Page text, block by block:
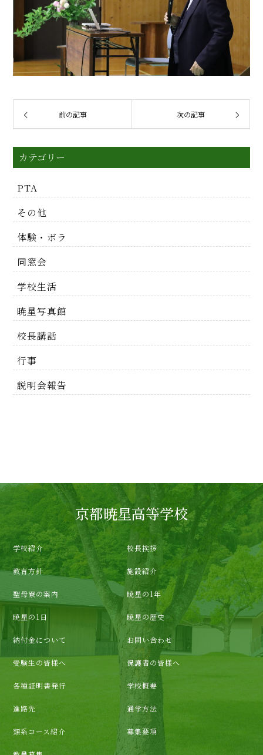
前の記事 次の記事
カテゴリー
PTA
その他
体験・ボラ
同窓会
学校生活
暁星写真館
校長講話
行事
説明会報告
京都暁星高等学校
学校紹介 校長挨拶
教育方針 施設紹介
聖母寮の案内 暁星の1年
暁星の1日 暁星の歴史
納付金について お問い合わせ
受験生の皆様へ 保護者の皆様へ
各種証明書発行 学校概要
進路先 通学方法
類系コース紹介 募集要項